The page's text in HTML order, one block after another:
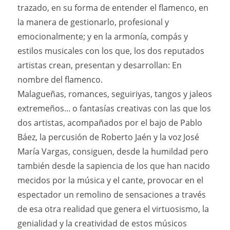
trazado, en su forma de entender el flamenco, en
la manera de gestionarlo, profesional y
emocionalmente; y en la armonía, compás y
estilos musicales con los que, los dos reputados
artistas crean, presentan y desarrollan: En
nombre del flamenco.
Malagueñas, romances, seguiriyas, tangos y jaleos
extremeños... o fantasías creativas con las que los
dos artistas, acompañados por el bajo de Pablo
Báez, la percusión de Roberto Jaén y la voz José
María Vargas, consiguen, desde la humildad pero
también desde la sapiencia de los que han nacido
mecidos por la música y el cante, provocar en el
espectador un remolino de sensaciones a través
de esa otra realidad que genera el virtuosismo, la
genialidad y la creatividad de estos músicos